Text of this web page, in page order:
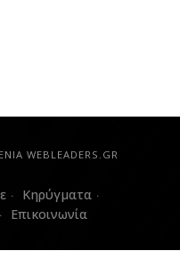
Κηρύγματα
Επικοινωνία
WEBLEADERS.GR